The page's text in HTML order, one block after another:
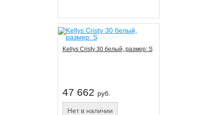
Kellys Cristy 30 белый, размер: S
47 662 руб.
Нет в наличии